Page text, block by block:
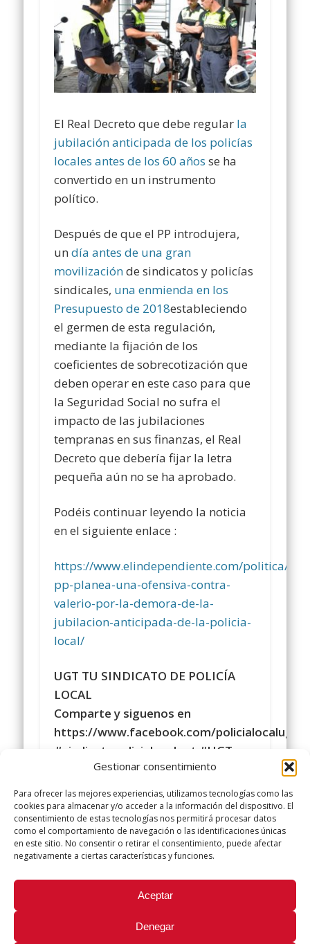
Gestionar consentimiento
Para ofrecer las mejores experiencias, utilizamos tecnologías como las
cookies para almacenar y/o acceder a la información del dispositivo. El
consentimiento de estas tecnologías nos permitirá procesar datos
como el comportamiento de navegación o las identificaciones únicas
en este sitio. No consentir o retirar el consentimiento, puede afectar
negativamente a ciertas características y funciones.
Aceptar
Denegar
El Real Decreto que debe regular la
jubilación anticipada de los policías
locales antes de los 60 años se ha
convertido en un instrumento
político.
Después de que el PP introdujera,
undía antes de una gran
movilizaciónde sindicatos y policías
sindicales, una enmienda en los
Presupuesto de 2018estableciendo
el germen de esta regulación,
mediante la fijación de los
coeficientes de sobrecotización que
deben operar en este caso para que
la Seguridad Social no sufra el
impacto de las jubilaciones
tempranas en sus finanzas, el Real
Decreto que debería fijar la letra
pequeña aún no se ha aprobado.
Podéis continuar leyendo la noticia
en el siguiente enlace :
https://www.elindependiente.com/politica/
pp-planea-una-ofensiva-contra-
valerio-por-la-demora-de-la-
jubilacion-anticipada-de-la-policia-
local/
UGT TU SINDICATO DE POLICÍA
LOCAL
Comparte y siguenos en
https://www.facebook.com/policialocalugt/
#sindicatopolicialocalugt #UGT
Instagram
@sindicatopolicialocalugt
+Sindicato Policía Local UGT UGT
twitter.com/UGTPoliciaLocal
http://www.policialocalugt.es
Did you like this article? Share it with your friends!